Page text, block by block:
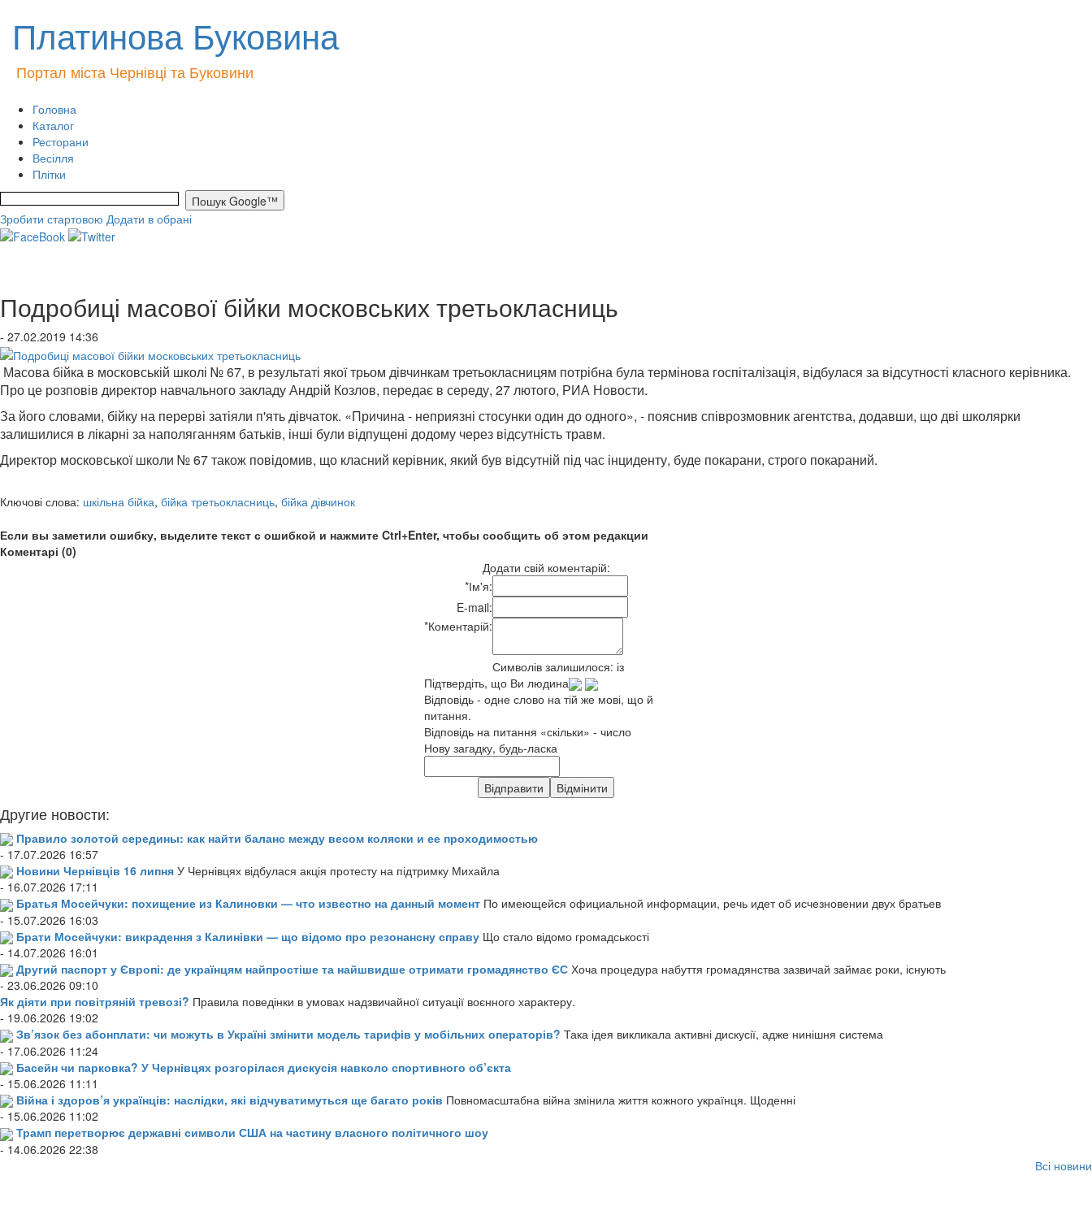
Платинова Буковина
Портал міста Чернівці та Буковини
Головна
Каталог
Ресторани
Весілля
Плітки
Зробити стартовою Додати в обрані
Подробиці масової бійки московських третьокласниць
- 27.02.2019 14:36
Масова бійка в московській школі № 67, в результаті якої трьом дівчинкам третьокласницям потрібна була термінова госпіталізація, відбулася за відсутності класного керівника.
Про це розповів директор навчального закладу Андрій Козлов, передає в середу, 27 лютого, РИА Новости.
За його словами, бійку на перерві затіяли п'ять дівчаток. «Причина - неприязні стосунки один до одного», - пояснив співрозмовник агентства, додавши, що дві школярки
залишилися в лікарні за наполяганням батьків, інші були відпущені додому через відсутність травм.
Директор московської школи № 67 також повідомив, що класний керівник, який був відсутній під час інциденту, буде покарани, строго покараний.
Ключові слова: шкільна бійка, бійка третьокласниць, бійка дівчинок
Если вы заметили ошибку, выделите текст с ошибкой и нажмите Ctrl+Enter, чтобы сообщить об этом редакции
Коментарі (0)
Додати свій коментарій:
*Ім'я:
E-mail:
*Коментарій:
Символів залишилося: із
Підтвердіть, що Ви людина
Відповідь - одне слово на тій же мові, що й
питання.
Відповідь на питання «скільки» - число
Нову загадку, будь-ласка
Другие новости:
Правило золотой середины: как найти баланс между весом коляски и ее проходимостью
- 17.07.2026 16:57
Новини Чернівців 16 липня У Чернівцях відбулася акція протесту на підтримку Михайла
- 16.07.2026 17:11
Братья Мосейчуки: похищение из Калиновки — что известно на данный момент По имеющейся официальной информации, речь идет об исчезновении двух братьев
- 15.07.2026 16:03
Брати Мосейчуки: викрадення з Калинівки — що відомо про резонансну справу Що стало відомо громадськості
- 14.07.2026 16:01
Другий паспорт у Європі: де українцям найпростіше та найшвидше отримати громадянство ЄС Хоча процедура набуття громадянства зазвичай займає роки, існують
- 23.06.2026 09:10
Як діяти при повітряній тревозі? Правила поведінки в умовах надзвичайної ситуації воєнного характеру.
- 19.06.2026 19:02
Зв’язок без абонплати: чи можуть в Україні змінити модель тарифів у мобільних операторів? Така ідея викликала активні дискусії, адже нинішня система
- 17.06.2026 11:24
Басейн чи парковка? У Чернівцях розгорілася дискусія навколо спортивного об’єкта
- 15.06.2026 11:11
Війна і здоров’я українців: наслідки, які відчуватимуться ще багато років Повномасштабна війна змінила життя кожного українця. Щоденні
- 15.06.2026 11:02
Трамп перетворює державні символи США на частину власного політичного шоу
- 14.06.2026 22:38
Всі новини